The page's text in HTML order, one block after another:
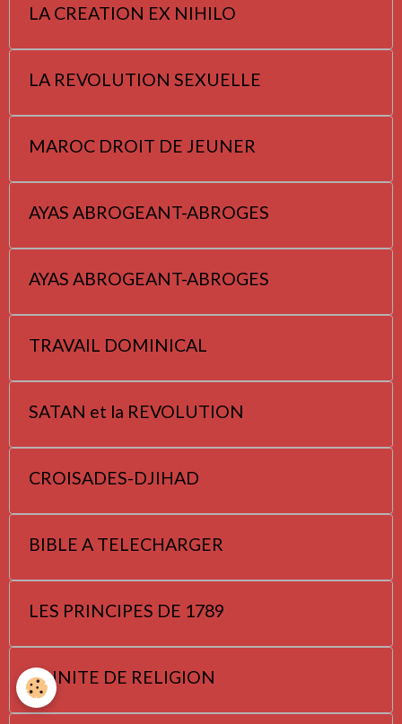
LA CREATION EX NIHILO
LA REVOLUTION SEXUELLE
MAROC DROIT DE JEUNER
AYAS ABROGEANT-ABROGES
AYAS ABROGEANT-ABROGES
TRAVAIL DOMINICAL
SATAN et la REVOLUTION
CROISADES-DJIHAD
BIBLE A TELECHARGER
LES PRINCIPES DE 1789
TRINITE DE RELIGION